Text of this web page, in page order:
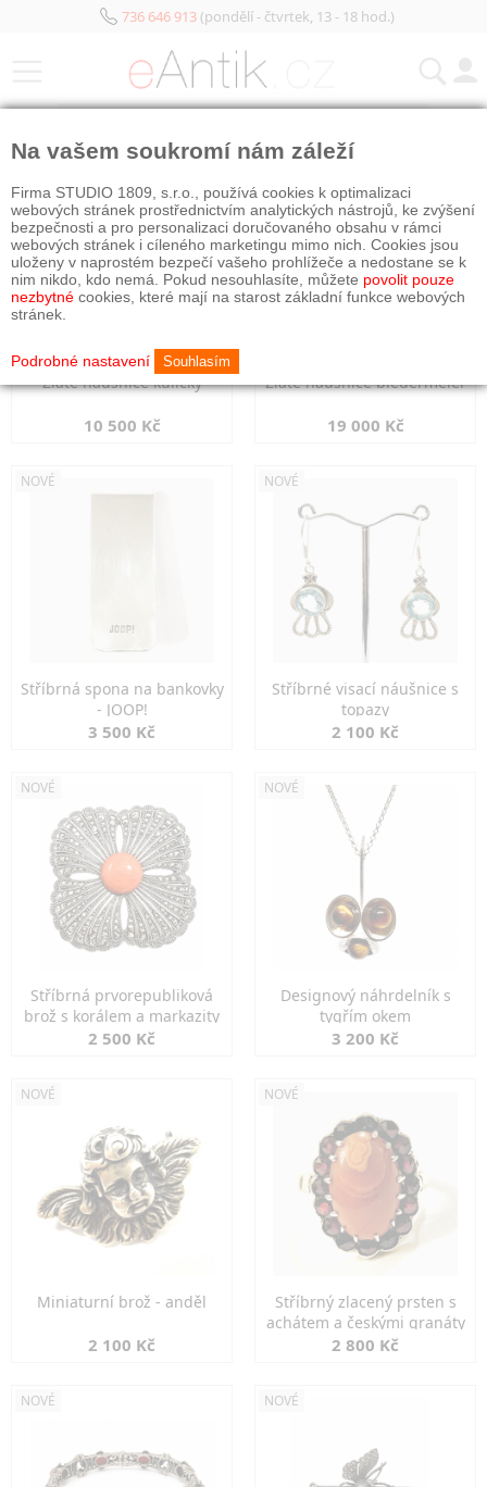
736 646 913(pondělí - čtvrtek, 13 - 18 hod.)
Zlaté náušnice kuličky
10 500 Kč
Zlaté náušnice biedermeier
19 000 Kč
NOVÉ
Stříbrná spona na bankovky
- JOOP!
3 500 Kč
NOVÉ
Stříbrné visací náušnice s
topazy
2 100 Kč
NOVÉ
Stříbrná prvorepubliková
brož s korálem a markazity
2 500 Kč
NOVÉ
Designový náhrdelník s
tygřím okem
3 200 Kč
NOVÉ
Miniaturní brož - anděl
2 100 Kč
NOVÉ
Stříbrný zlacený prsten s
achátem a českými granáty
2 800 Kč
NOVÉ NOVÉ
Na vašem soukromí nám záleží
Firma STUDIO 1809, s.r.o., používá cookies k optimalizaci
webových stránek prostřednictvím analytických nástrojů, ke zvýšení
bezpečnosti a pro personalizaci doručovaného obsahu v rámci
webových stránek i cíleného marketingu mimo nich. Cookies jsou
uloženy v naprostém bezpečí vašeho prohlížeče a nedostane se k
nim nikdo, kdo nemá. Pokud nesouhlasíte, můžete povolit pouze
nezbytné cookies, které mají na starost základní funkce webových
stránek.
Podrobné nastavení Souhlasím